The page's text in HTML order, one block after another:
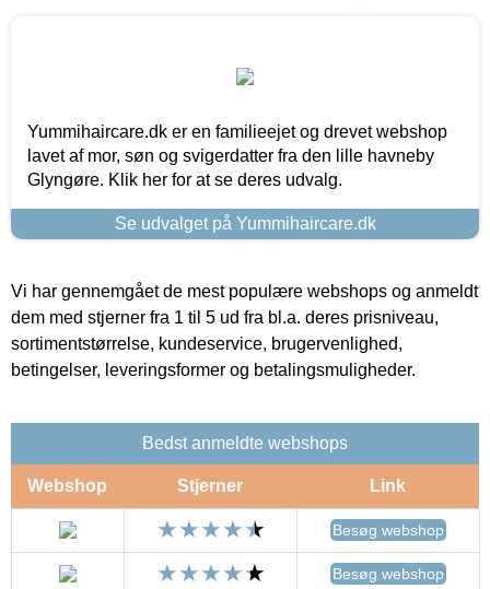
Yummihaircare.dk er en familieejet og drevet webshop
lavet af mor, søn og svigerdatter fra den lille havneby
Glyngøre. Klik her for at se deres udvalg.
Se udvalget på Yummihaircare.dk
Vi har gennemgået de mest populære webshops og anmeldt
dem med stjerner fra 1 til 5 ud fra bl.a. deres prisniveau,
sortimentstørrelse, kundeservice, brugervenlighed,
betingelser, leveringsformer og betalingsmuligheder.
Bedst anmeldte webshops
Webshop Stjerner Link
Besøg webshop
Besøg webshop